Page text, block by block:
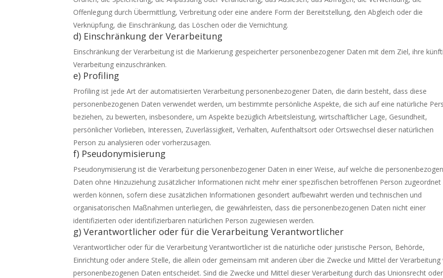
Offenlegung durch Übermittlung, Verbreitung oder eine andere Form der Bereitstellung, den Abgleich oder die
Verknüpfung, die Einschränkung, das Löschen oder die Vernichtung.
d) Einschränkung der Verarbeitung
Einschränkung der Verarbeitung ist die Markierung gespeicherter personenbezogener Daten mit dem Ziel, ihre
Verarbeitung einzuschränken.
e) Profiling
Profiling ist jede Art der automatisierten Verarbeitung personenbezogener Daten, die darin besteht, dass diese
personenbezogenen Daten verwendet werden, um bestimmte persönliche Aspekte, die sich auf eine natürliche
beziehen, zu bewerten, insbesondere, um Aspekte bezüglich Arbeitsleistung, wirtschaftlicher Lage, Gesundheit,
persönlicher Vorlieben, Interessen, Zuverlässigkeit, Verhalten, Aufenthaltsort oder Ortswechsel dieser natürlichen
Person zu analysieren oder vorherzusagen.
f) Pseudonymisierung
Pseudonymisierung ist die Verarbeitung personenbezogener Daten in einer Weise, auf welche die
Daten ohne Hinzuziehung zusätzlicher Informationen nicht mehr einer spezifischen betroffenen Person zugeordnet
werden können, sofern diese zusätzlichen Informationen gesondert aufbewahrt werden und technischen und
organisatorischen Maßnahmen unterliegen, die gewährleisten, dass die personenbezogenen Daten nicht einer
identifizierten oder identifizierbaren natürlichen Person zugewiesen werden.
g) Verantwortlicher oder für die Verarbeitung Verantwortlicher
Verantwortlicher oder für die Verarbeitung Verantwortlicher ist die natürliche oder juristische Person, Behörde,
Einrichtung oder andere Stelle, die allein oder gemeinsam mit anderen über die Zwecke und Mittel der Verarbeitung
personenbezogenen Daten entscheidet. Sind die Zwecke und Mittel dieser Verarbeitung durch das Unionsrecht